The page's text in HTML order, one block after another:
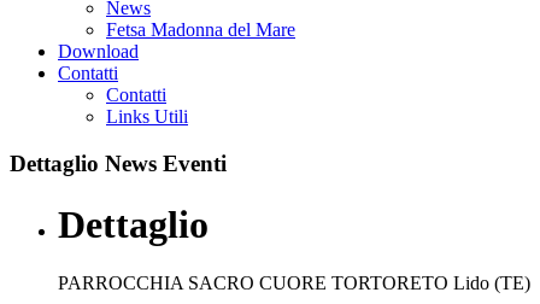
News
Fetsa Madonna del Mare
Download
Contatti
Contatti
Links Utili
Dettaglio News Eventi
Dettaglio
PARROCCHIA SACRO CUORE TORTORETO Lido (TE)